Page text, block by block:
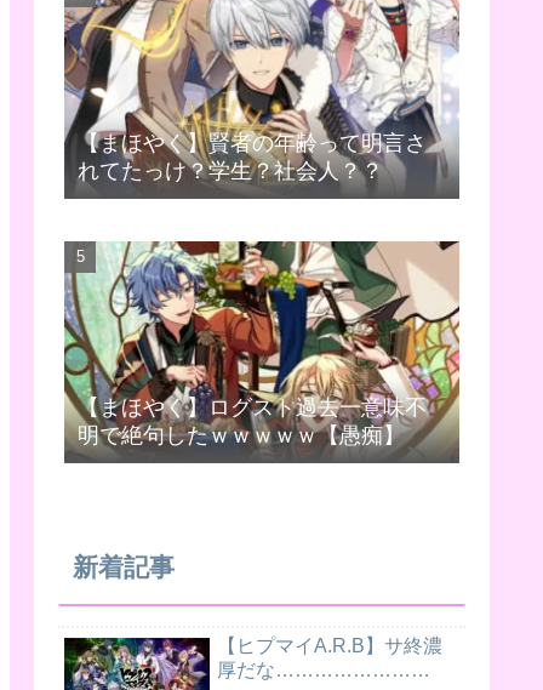
【まほやく】賢者の年齢って明言さ
れてたっけ？学生？社会人？？
【まほやく】ログスト過去一意味不
明で絶句したｗｗｗｗｗ【愚痴】
新着記事
【ヒプマイA.R.B】サ終濃
厚だな……………………